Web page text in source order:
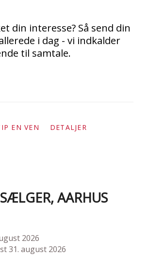
din interesse? Så send din
i dag - vi indkalder
til samtale.
EN VEN DETALJER
AARHUS
2026
31. august 2026